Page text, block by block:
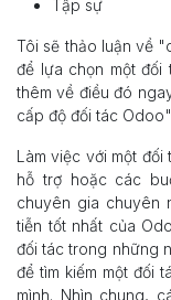
Tập sự
Tôi sẽ thảo luận về
để lựa chọn một đối
thêm về điều đó
cấp độ đối tác
Làm việc với một
hỗ trợ hoặc các
chuyên gia chuyên
tiễn tốt nhất của
đối tác trong những
để tìm kiếm một đối
mình. Nhìn chung,